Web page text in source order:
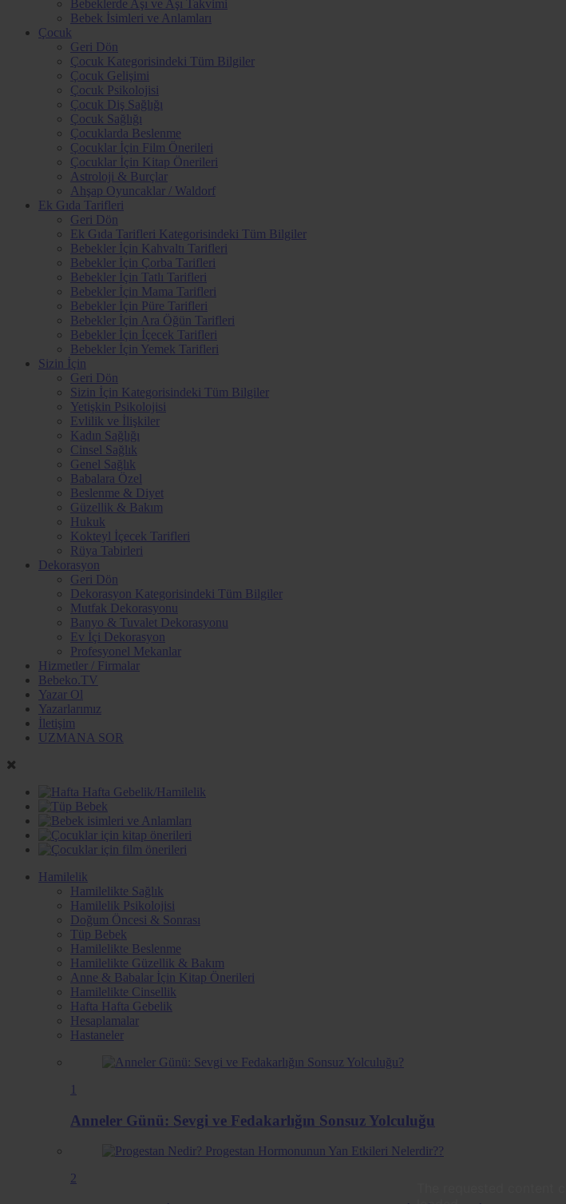
Bebeklerde Aşı ve Aşı Takvimi
Bebek İsimleri ve Anlamları
Çocuk
Geri Dön
Çocuk Kategorisindeki Tüm Bilgiler
Çocuk Gelişimi
Çocuk Psikolojisi
Çocuk Diş Sağlığı
Çocuk Sağlığı
Çocuklarda Beslenme
Çocuklar İçin Film Önerileri
Çocuklar İçin Kitap Önerileri
Astroloji & Burçlar
Ahşap Oyuncaklar / Waldorf
Ek Gıda Tarifleri
Geri Dön
Ek Gıda Tarifleri Kategorisindeki Tüm Bilgiler
Bebekler İçin Kahvaltı Tarifleri
Bebekler İçin Çorba Tarifleri
Bebekler İçin Tatlı Tarifleri
Bebekler İçin Mama Tarifleri
Bebekler İçin Püre Tarifleri
Bebekler İçin Ara Öğün Tarifleri
Bebekler İçin İçecek Tarifleri
Bebekler İçin Yemek Tarifleri
Sizin İçin
Geri Dön
Sizin İçin Kategorisindeki Tüm Bilgiler
Yetişkin Psikolojisi
Evlilik ve İlişkiler
Kadın Sağlığı
Cinsel Sağlık
Genel Sağlık
Babalara Özel
Beslenme & Diyet
Güzellik & Bakım
Hukuk
Kokteyl İçecek Tarifleri
Rüya Tabirleri
Dekorasyon
Geri Dön
Dekorasyon Kategorisindeki Tüm Bilgiler
Mutfak Dekorasyonu
Banyo & Tuvalet Dekorasyonu
Ev İçi Dekorasyon
Profesyonel Mekanlar
Hizmetler / Firmalar
Bebeko.TV
Yazar Ol
Yazarlarımız
İletişim
UZMANA SOR
Hamilelik
Hamilelikte Sağlık
Hamilelik Psikolojisi
Doğum Öncesi & Sonrası
Tüp Bebek
Hamilelikte Beslenme
Hamilelikte Güzellik & Bakım
Anne & Babalar İçin Kitap Önerileri
Hamilelikte Cinsellik
Hafta Hafta Gebelik
Hesaplamalar
Hastaneler
1
Anneler Günü: Sevgi ve Fedakarlığın Sonsuz Yolculuğu
2